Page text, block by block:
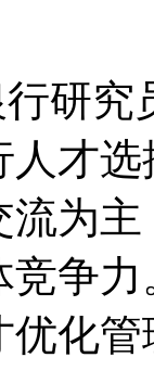
研
才
流为
争
化